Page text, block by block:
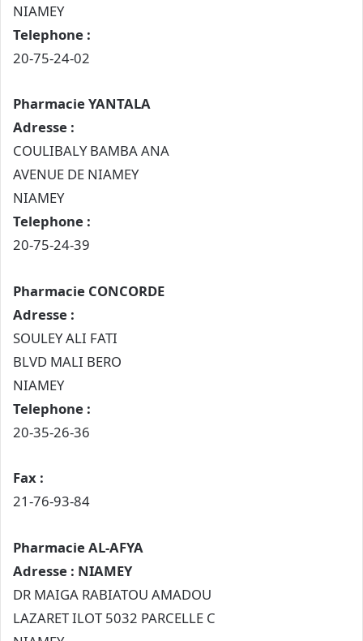
NIAMEY
Telephone :
20-75-24-02
Pharmacie YANTALA
Adresse :
COULIBALY BAMBA ANA
AVENUE DE NIAMEY
NIAMEY
Telephone :
20-75-24-39
Pharmacie CONCORDE
Adresse :
SOULEY ALI FATI
BLVD MALI BERO
NIAMEY
Telephone :
20-35-26-36
Fax :
21-76-93-84
Pharmacie AL-AFYA
Adresse : NIAMEY
DR MAIGA RABIATOU AMADOU
LAZARET ILOT 5032 PARCELLE C